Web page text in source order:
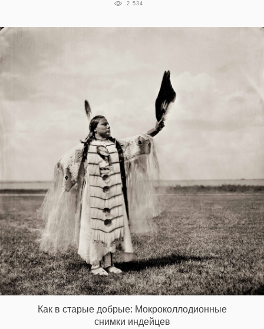
2 534
Как в старые добрые: Мокроколлодионные
снимки индейцев